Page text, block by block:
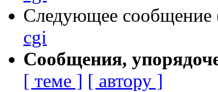
Следующее сообщение
cgi
Сообщения,
[ теме ] [ автору ]